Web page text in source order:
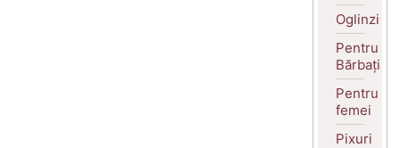
Oglinzi
Pentru
Bărbați
Pentru
femei
Pixuri